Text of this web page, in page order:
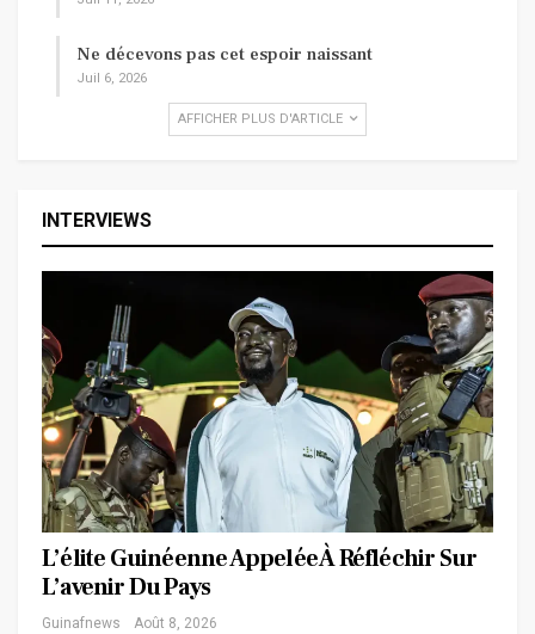
Ne décevons pas cet espoir naissant
Juil 6, 2026
AFFICHER PLUS D'ARTICLE
INTERVIEWS
L’élite Guinéenne Appelée À Réfléchir Sur
L’avenir Du Pays
Guinafnews Août 8, 2026